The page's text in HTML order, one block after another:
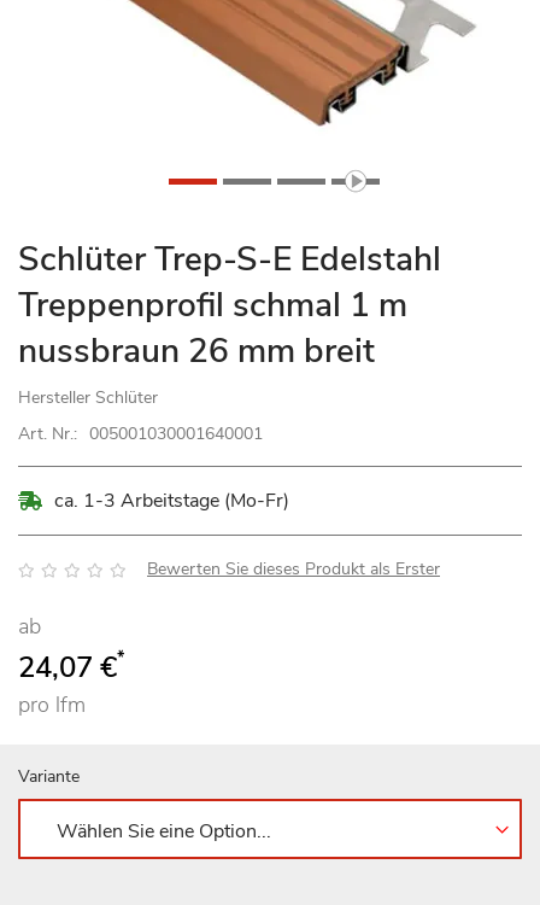
Zum
Anfang
der
Bildgalerie
springen
Schlüter Trep-S-E Edelstahl
Treppenprofil schmal 1 m
nussbraun 26 mm breit
Hersteller Schlüter
Art. Nr.: 005001030001640001
ca. 1-3 Arbeitstage (Mo-Fr)
Bewertung: Bewerten Sie dieses Produkt als Erster
ab
24,07 €*
pro lfm
Variante